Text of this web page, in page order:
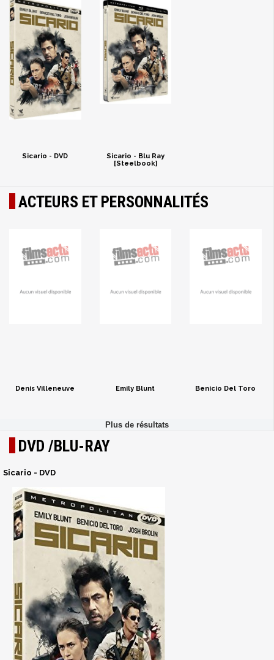
Sicario - DVD
Sicario - Blu Ray
[Steelbook]
ACTEURS ET PERSONNALITÉS
Denis Villeneuve Emily Blunt Benicio Del Toro
DVD /BLU-RAY
Sicario - DVD